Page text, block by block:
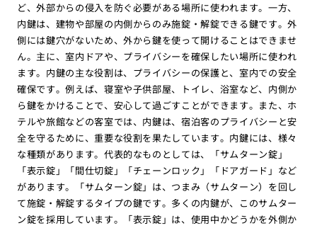
ど、外部からの侵入を防ぐ必要がある場所に使われます。一方、
内鍵は、建物や部屋の内側からのみ施錠・解錠できる鍵です。外
側には鍵穴がないため、外から鍵を使って開けることはできませ
ん。主に、室内ドアや、プライバシーを確保したい場所に使われ
ます。内鍵の主な役割は、プライバシーの保護と、室内での安全
確保です。例えば、寝室や子供部屋、トイレ、浴室など、内側か
ら鍵をかけることで、安心して過ごすことができます。また、ホ
テルや旅館などの客室では、内鍵は、宿泊客のプライバシーと安
全を守るために、重要な役割を果たしています。内鍵には、様々
な種類があります。代表的なものとしては、「サムターン錠」
「表示錠」「間仕切錠」「チェーンロック」「ドアガード」など
があります。「サムターン錠」は、つまみ（サムターン）を回し
て施錠・解錠するタイプの鍵です。多くの内鍵が、このサムター
ン錠を採用しています。「表示錠」は、使用中かどうかを外側か